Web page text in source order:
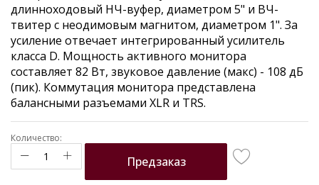
длинноходовый НЧ-вуфер, диаметром 5" и ВЧ-
твитер с неодимовым магнитом, диаметром 1". За
усиление отвечает интегрированный усилитель
класса D. Мощность активного монитора
составляет 82 Вт, звуковое давление (макс) - 108 дБ
(пик). Коммутация монитора представлена
балансными разъемами XLR и TRS.
Количество:
Предзаказ